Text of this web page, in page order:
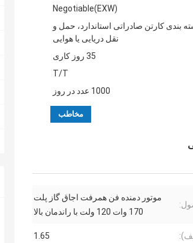
Negotiable(EXW)
بندی کارتن صادراتی استاندارد، حمل و
نقل دریایی یا هوایی
35 روز کاری
T/T
1000 عدد در روز
مخاطب
موتور دمنده فن همرفت اجاق گاز پلت
170 وات 120 ولت با راندمان بالا
1.65